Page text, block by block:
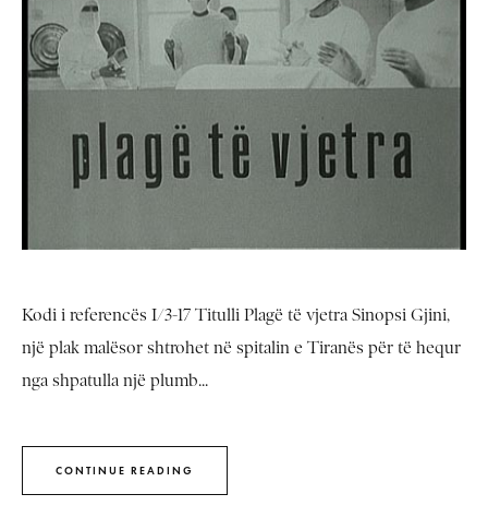
Kodi i referencës I/3-17 Titulli Plagë të vjetra Sinopsi Gjini,
një plak malësor shtrohet në spitalin e Tiranës për të hequr
nga shpatulla një plumb...
CONTINUE READING